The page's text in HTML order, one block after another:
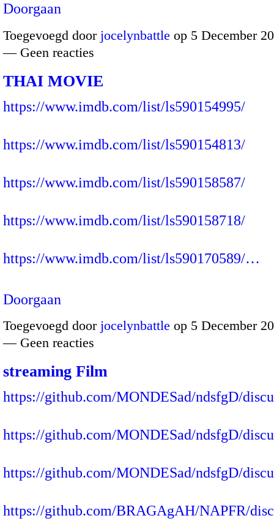
Doorgaan
Toegevoegd door jocelynbattle op 5 December
— Geen reacties
THAI MOVIE
https://www.imdb.com/list/ls590154995/
https://www.imdb.com/list/ls590154813/
https://www.imdb.com/list/ls590158587/
https://www.imdb.com/list/ls590158718/
https://www.imdb.com/list/ls590170589/…
Doorgaan
Toegevoegd door jocelynbattle op 5 December
— Geen reacties
streaming Film
https://github.com/MONDESad/ndsfgD/
https://github.com/MONDESad/ndsfgD/
https://github.com/MONDESad/ndsfgD/
https://github.com/BRAGAgAH/NAPFR/